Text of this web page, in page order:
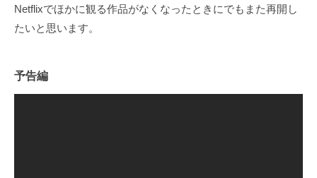
Netflixでほかに観る作品がなくなったときにでもまた再開し
たいと思います。
予告編